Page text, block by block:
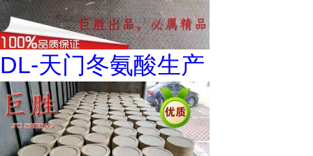
DL-天门冬氨酸生产